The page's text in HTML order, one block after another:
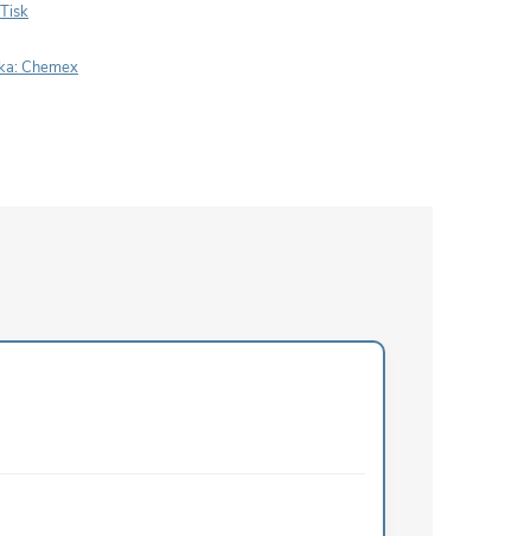
Tisk
Chemex